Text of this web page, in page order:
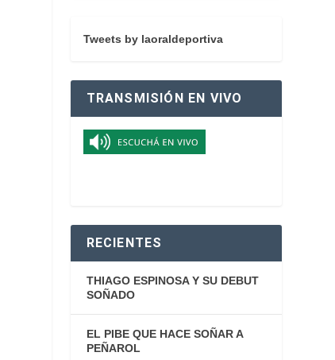
Tweets by laoraldeportiva
TRANSMISIÓN EN VIVO
RECIENTES
THIAGO ESPINOSA Y SU DEBUT
SOÑADO
EL PIBE QUE HACE SOÑAR A
PEÑAROL